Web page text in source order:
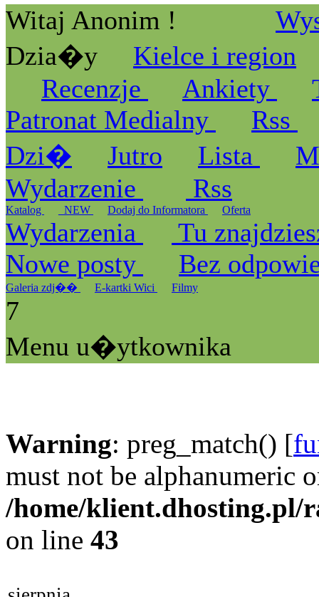
Witaj Anonim !
Dzia�y
Kielce i region
Recenzje
Ankiety
Patronat Medialny
Rss
Dzi�
Jutro Lista
Wydarzenie
Rss
Katalog _NEW Dodaj do Informatora Oferta
Wydarzenia
Tu
Nowe posty
Bez
Galeria zdj�� E-kartki Wici Filmy
7
Menu u�ytkownika
Warning: preg_match() [
must not be alphanumeric
/home/klient.dhosting.pl/
on line 43